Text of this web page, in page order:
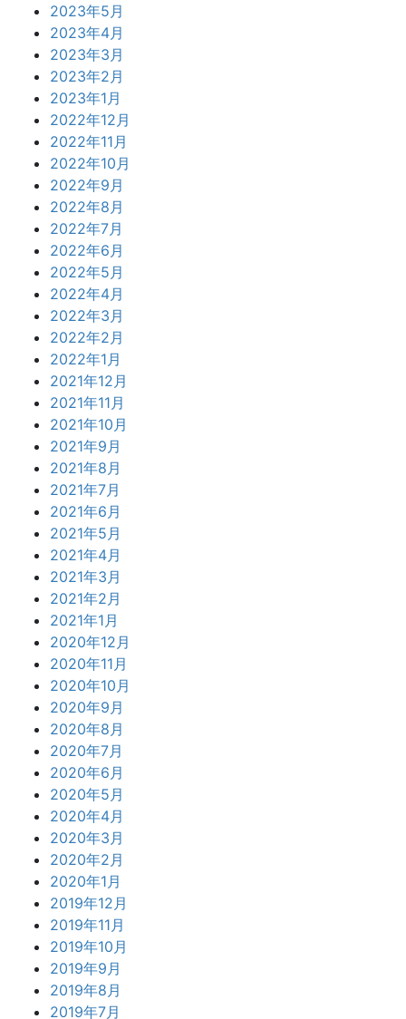
2023年5月
2023年4月
2023年3月
2023年2月
2023年1月
2022年12月
2022年11月
2022年10月
2022年9月
2022年8月
2022年7月
2022年6月
2022年5月
2022年4月
2022年3月
2022年2月
2022年1月
2021年12月
2021年11月
2021年10月
2021年9月
2021年8月
2021年7月
2021年6月
2021年5月
2021年4月
2021年3月
2021年2月
2021年1月
2020年12月
2020年11月
2020年10月
2020年9月
2020年8月
2020年7月
2020年6月
2020年5月
2020年4月
2020年3月
2020年2月
2020年1月
2019年12月
2019年11月
2019年10月
2019年9月
2019年8月
2019年7月